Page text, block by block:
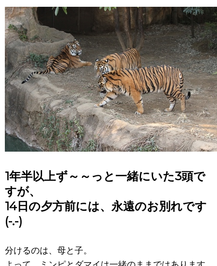
1年半以上ず～～っと一緒にいた3頭で
すが、
14日の夕方前には、永遠のお別れです
(-.-)
分けるのは、母と子。